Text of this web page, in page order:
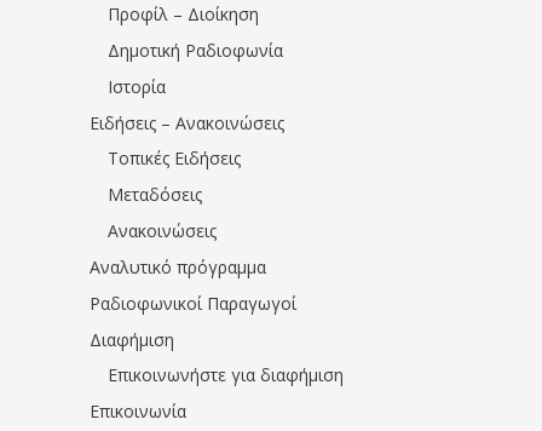
Προφίλ – Διοίκηση
Δημοτική Ραδιοφωνία
Ιστορία
Ειδήσεις – Ανακοινώσεις
Τοπικές Ειδήσεις
Μεταδόσεις
Ανακοινώσεις
Αναλυτικό πρόγραμμα
Ραδιοφωνικοί Παραγωγοί
Διαφήμιση
Επικοινωνήστε για διαφήμιση
Επικοινωνία